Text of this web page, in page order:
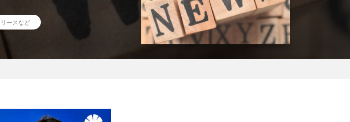
ースなど